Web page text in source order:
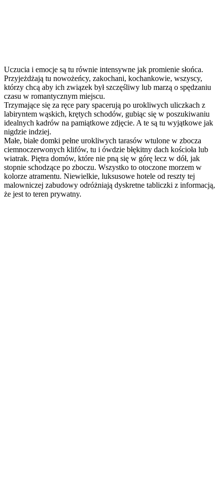
Uczucia i emocje są tu równie intensywne jak promienie słońca.
Przyjeżdżają tu nowożeńcy, zakochani, kochankowie, wszyscy,
którzy chcą aby ich związek był szczęśliwy lub marzą o spędzaniu
czasu w romantycznym miejscu.
Trzymające się za ręce pary spacerują po urokliwych uliczkach z
labiryntem wąskich, krętych schodów, gubiąc się w poszukiwaniu
idealnych kadrów na pamiątkowe zdjęcie. A te są tu wyjątkowe jak
nigdzie indziej.
Małe, białe domki pełne urokliwych tarasów wtulone w zbocza
ciemnoczerwonych klifów, tu i ówdzie błękitny dach kościoła lub
wiatrak. Piętra domów, które nie pną się w górę lecz w dół, jak
stopnie schodzące po zboczu. Wszystko to otoczone morzem w
kolorze atramentu. Niewielkie, luksusowe hotele od reszty tej
malowniczej zabudowy odróżniają dyskretne tabliczki z informacją,
że jest to teren prywatny.